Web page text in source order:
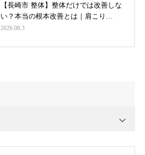
【長崎市 整体】整体だけでは改善しな
い？本当の根本改善とは｜肩こり…
2026.08.3